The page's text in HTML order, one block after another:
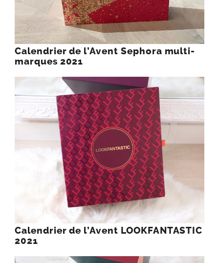
Calendrier de l’Avent Sephora multi-
marques 2021
Calendrier de l’Avent LOOKFANTASTIC
2021